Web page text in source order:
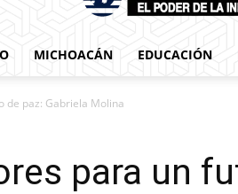
MICHOACÁN EDUCACIÓN
de paz: Gabriela Molina
para un